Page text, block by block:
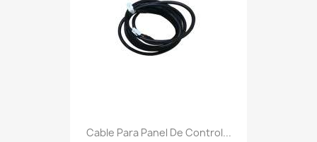
Cable Para Panel De Control...